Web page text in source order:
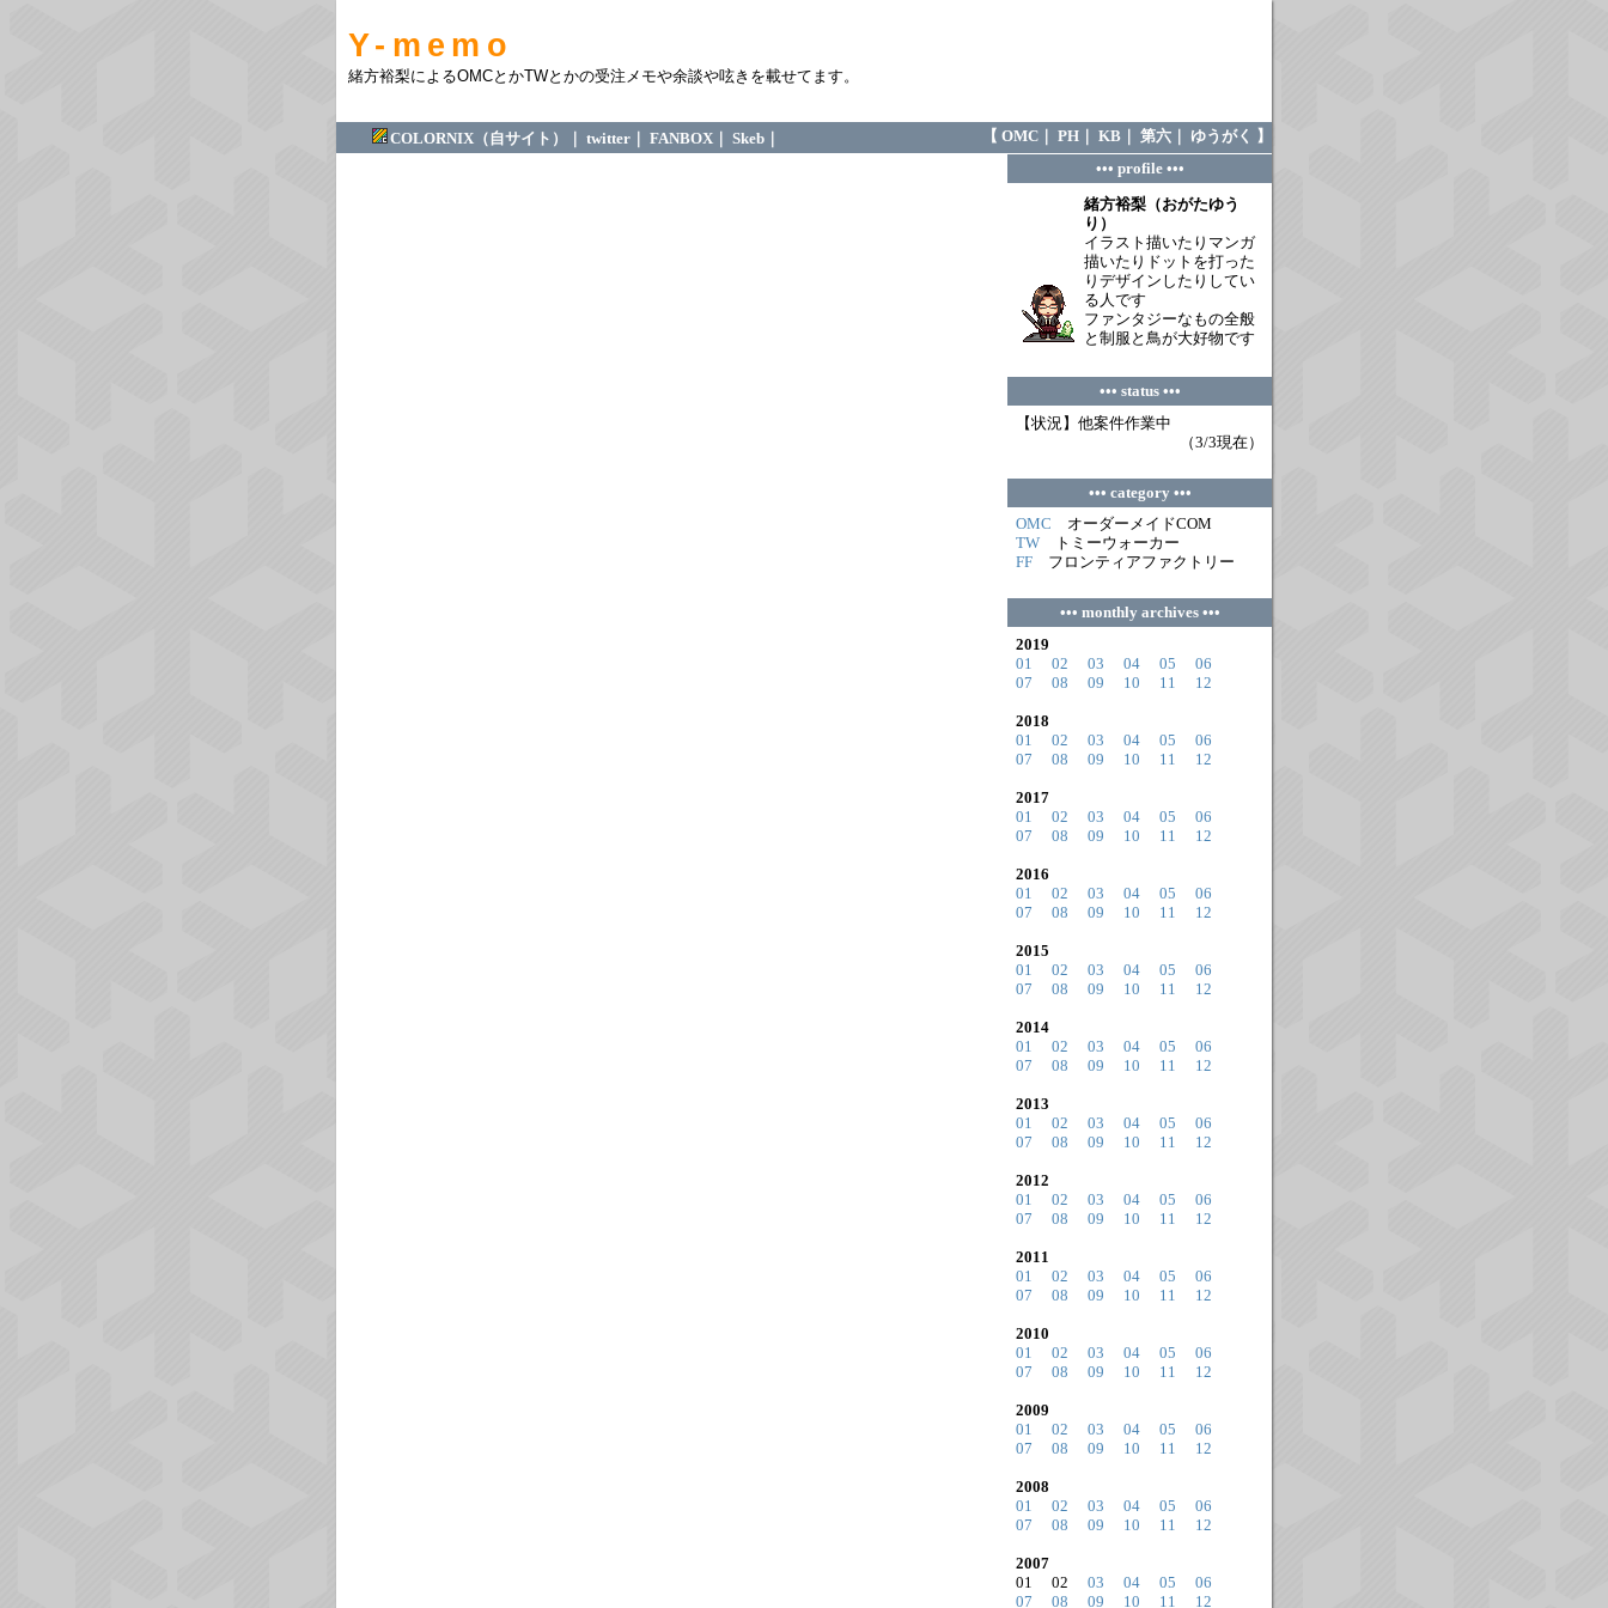
Y-memo
緒方裕梨によるOMCとかTWとかの受注メモや余談や呟きを載せてます。
COLORNIX（自サイト） twitter FANBOX Skeb 【 OMC PH KB 第六 ゆうがく 】
••• profile •••
緒方裕梨（おがたゆう
り）
イラスト描いたりマンガ
描いたりドットを打った
りデザインしたりしてい
る人です
ファンタジーなもの全般
と制服と鳥が大好物です
••• status •••
【状況】他案件作業中
（3/3現在）
••• category •••
OMC オーダーメイドCOM
TWトミーウォーカー
FFフロンティアファクトリー
••• monthly archives •••
2019
01
02 03 04 05
06
07
08 09 10 11 12
2018
01
02 03 04 05
06
07
08 09 10 11 12
2017
01
02 03 04 05
06
07
08 09 10 11 12
2016
01
02 03 04 05
06
07
08 09 10 11 12
2015
01
02 03 04 05
06
07
08 09 10 11 12
2014
01
02 03 04 05
06
07
08 09 10 11 12
2013
01
02 03 04 05
06
07
08 09 10 11 12
2012
01
02 03 04 05
06
07
08 09 10 11 12
2011
01
02 03 04 05
06
07
08 09 10 11 12
2010
01
02 03 04 05
06
07
08 09 10 11 12
2009
01
02 03 04 05
06
07
08 09 10 11 12
2008
01
02 03 04 05
06
07
08 09 10 11 12
2007
01 02 03 04 05
06
07
08 09 10 11 12